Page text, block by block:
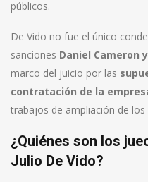
públicos.
De Vido no fue el único
sanciones Daniel Cameron
marco del juicio por las
contratación de la
trabajos de ampliación de
¿Quiénes son los
Julio De Vido?